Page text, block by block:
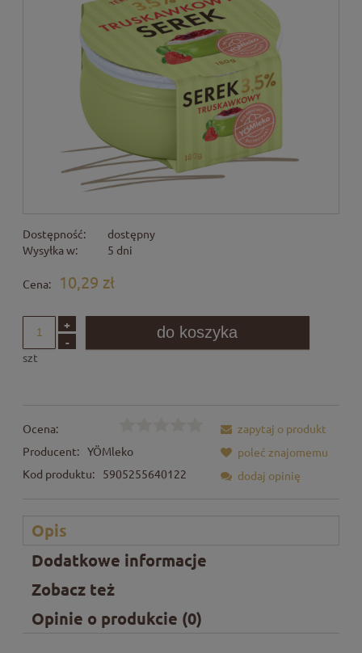
Dostępność:
dostępny
Wysyłka w:
5 dni
Cena: 10,29 zł
+
-
szt
do koszyka
Ocena:
Producent: YÖMleko
Kod produktu:
5905255640122
zapytaj o produkt
poleć znajomemu
dodaj opinię
Opis
Dodatkowe informacje
Zobacz też
Opinie o produkcie (0)